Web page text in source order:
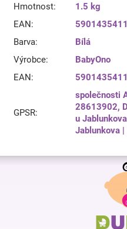
Hmotnost:
1.5 kg
EAN:
Barva:
Bílá
Výrobce:
BabyOno
EAN:
GPSR:
společnosti
28613902,
u
Jablunkova
Z